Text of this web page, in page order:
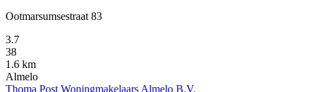
Ootmarsumsestraat 83
3.7
38
1.6 km
Almelo
Thoma Post Woningmakelaars Almelo B.V.